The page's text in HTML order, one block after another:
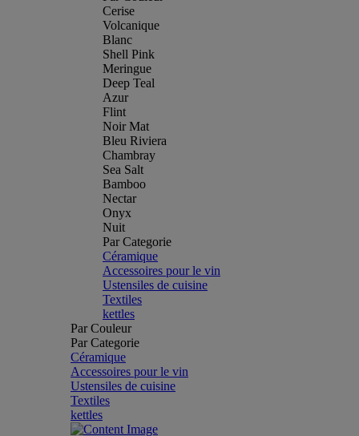
Cerise
Volcanique
Blanc
Shell Pink
Meringue
Deep Teal
Azur
Flint
Noir Mat
Bleu Riviera
Chambray
Sea Salt
Bamboo
Nectar
Onyx
Nuit
Par Categorie
Céramique
Accessoires pour le vin
Ustensiles de cuisine
Textiles
kettles
Par Couleur
Par Categorie
Céramique
Accessoires pour le vin
Ustensiles de cuisine
Textiles
kettles